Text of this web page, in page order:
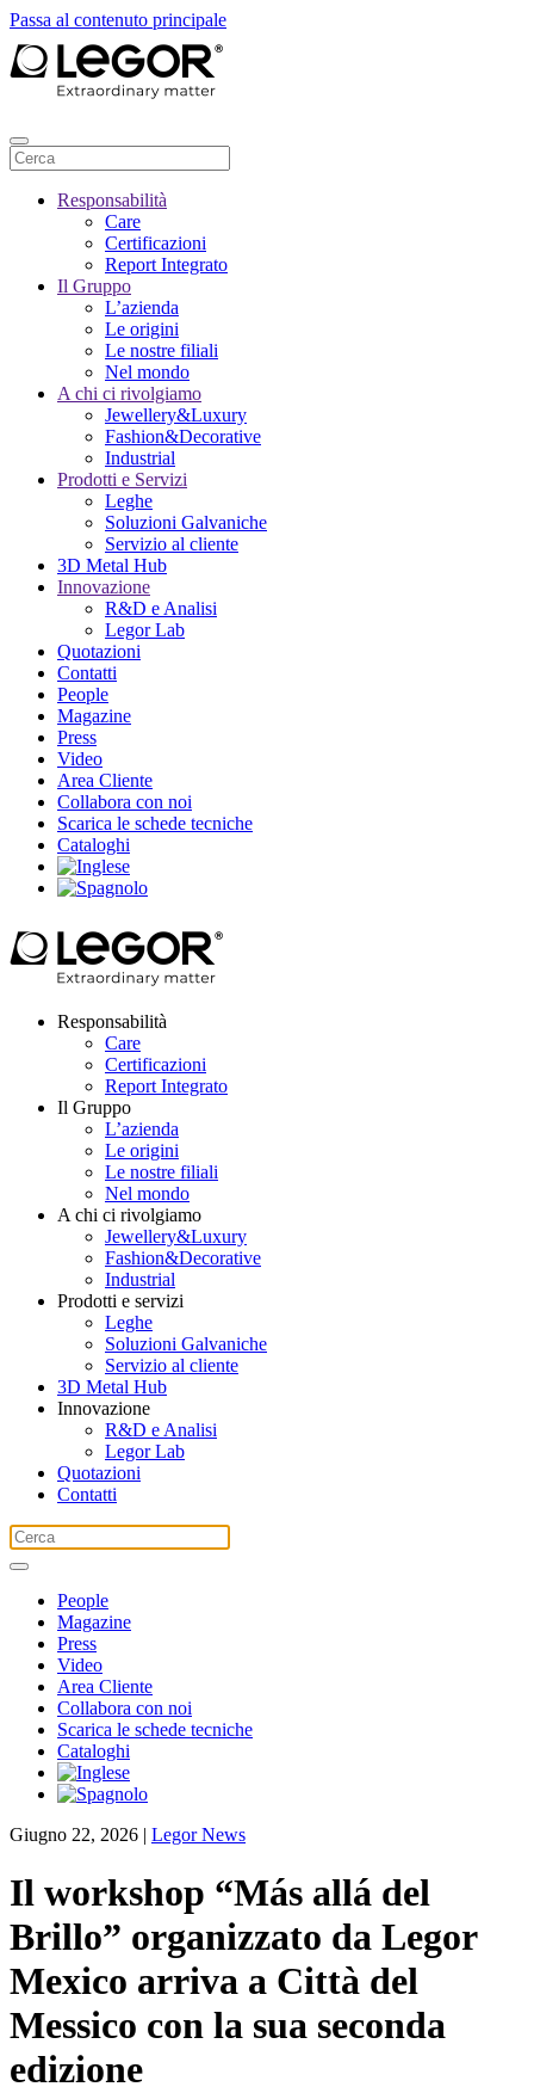
Passa al contenuto principale
Responsabilità
Care
Certificazioni
Report Integrato
Il Gruppo
L’azienda
Le origini
Le nostre filiali
Nel mondo
A chi ci rivolgiamo
Jewellery&Luxury
Fashion&Decorative
Industrial
Prodotti e Servizi
Leghe
Soluzioni Galvaniche
Servizio al cliente
3D Metal Hub
Innovazione
R&D e Analisi
Legor Lab
Quotazioni
Contatti
People
Magazine
Press
Video
Area Cliente
Collabora con noi
Scarica le schede tecniche
Cataloghi
Responsabilità
Care
Certificazioni
Report Integrato
Il Gruppo
L’azienda
Le origini
Le nostre filiali
Nel mondo
A chi ci rivolgiamo
Jewellery&Luxury
Fashion&Decorative
Industrial
Prodotti e servizi
Leghe
Soluzioni Galvaniche
Servizio al cliente
3D Metal Hub
Innovazione
R&D e Analisi
Legor Lab
Quotazioni
Contatti
People
Magazine
Press
Video
Area Cliente
Collabora con noi
Scarica le schede tecniche
Cataloghi
Giugno 22, 2026 | Legor News
Il workshop “Más allá del
Brillo” organizzato da Legor
Mexico arriva a Città del
Messico con la sua seconda
edizione